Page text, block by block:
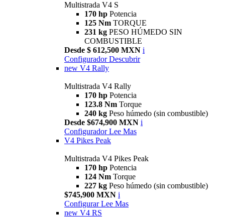
Multistrada V4 S
170 hp Potencia
125 Nm TORQUE
231 kg PESO HÚMEDO SIN
COMBUSTIBLE
Desde $ 612,500 MXN i
Configurador Descubrir
new V4 Rally
Multistrada V4 Rally
170 hp Potencia
123.8 Nm Torque
240 kg Peso húmedo (sin combustible)
Desde $674,900 MXN i
Configurador Lee Mas
V4 Pikes Peak
Multistrada V4 Pikes Peak
170 hp Potencia
124 Nm Torque
227 kg Peso húmedo (sin combustible)
$745,900 MXN i
Configurar Lee Mas
new V4 RS